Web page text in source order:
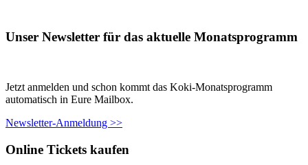
Unser Newsletter für das aktuelle Monatsprogramm
Jetzt anmelden und schon kommt das Koki-Monatsprogramm
automatisch in Eure Mailbox.
Newsletter-Anmeldung >>
Online Tickets kaufen